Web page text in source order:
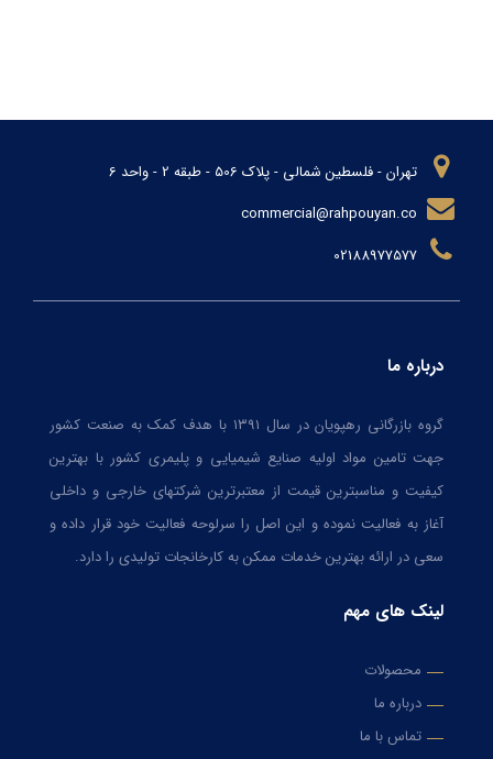
تهران - فلسطین شمالی - پلاک 506 - طبقه 2 - واحد 6
درباره ما
گروه بازرگانی رهپویان در سال ۱۳۹۱ با هدف کمک به صنعت کشور
جهت تامین مواد اولیه صنایع شیمیایی و پلیمری کشور با بهترین
کیفیت و مناسبترین قیمت از معتبرترین شرکتهای خارجی و داخلی
آغاز به فعالیت نموده و این اصل را سرلوحه فعالیت خود قرار داده و
سعی در ارائه بهترین خدمات ممکن به کارخانجات تولیدی را دارد.
لینک های مهم
محصولات
درباره ما
تماس با ما